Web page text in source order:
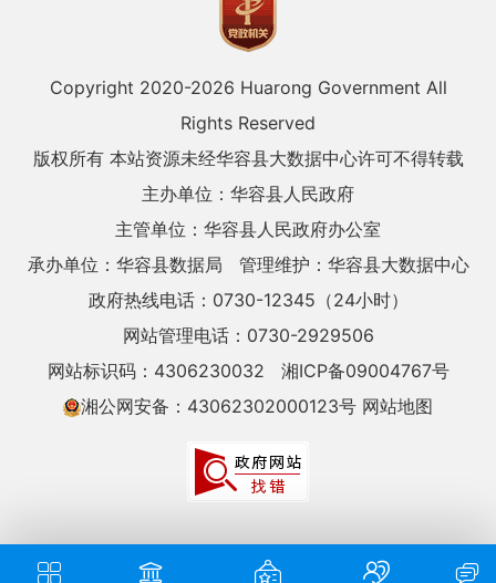
Copyright 2020-2026 Huarong Government All
Rights Reserved
版权所有 本站资源未经华容县大数据中心许可不得转载
主办单位：华容县人民政府
主管单位：华容县人民政府办公室
承办单位：华容县数据局
管理维护：华容县大数据中心
政府热线电话：0730-12345（24小时）
网站管理电话：0730-2929506
网站标识码：4306230032
湘ICP备09004767号
湘公网安备：43062302000123号 网站地图